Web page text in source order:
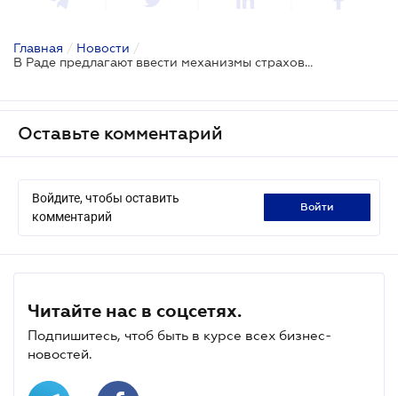
Главная / Новости /
В Раде предлагают ввести механизмы страхования экспорта продовольственной продукции во время военного положения
Оставьте комментарий
Войдите, чтобы оставить
комментарий
войти
Читайте нас в соцсетях.
Подпишитесь, чтоб быть в курсе всех бизнес-
новостей.